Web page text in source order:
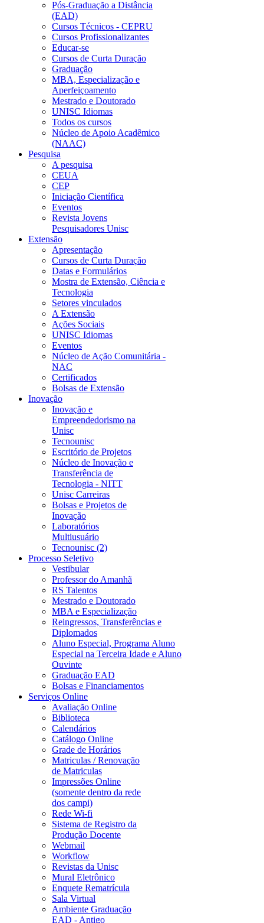
Pós-Graduação a Distância
(EAD)
Cursos Técnicos - CEPRU
Cursos Profissionalizantes
Educar-se
Cursos de Curta Duração
Graduação
MBA, Especialização e
Aperfeiçoamento
Mestrado e Doutorado
UNISC Idiomas
Todos os cursos
Núcleo de Apoio Acadêmico
(NAAC)
Pesquisa
A pesquisa
CEUA
CEP
Iniciação Científica
Eventos
Revista Jovens
Pesquisadores Unisc
Extensão
Apresentação
Cursos de Curta Duração
Datas e Formulários
Mostra de Extensão, Ciência e
Tecnologia
Setores vinculados
A Extensão
Ações Sociais
UNISC Idiomas
Eventos
Núcleo de Ação Comunitária -
NAC
Certificados
Bolsas de Extensão
Inovação
Inovação e
Empreendedorismo na
Unisc
Tecnounisc
Escritório de Projetos
Núcleo de Inovação e
Transferência de
Tecnologia - NITT
Unisc Carreiras
Bolsas e Projetos de
Inovação
Laboratórios
Multiusuário
Tecnounisc (2)
Processo Seletivo
Vestibular
Professor do Amanhã
RS Talentos
Mestrado e Doutorado
MBA e Especialização
Reingressos, Transferências e
Diplomados
Aluno Especial, Programa Aluno
Especial na Terceira Idade e Aluno
Ouvinte
Graduação EAD
Bolsas e Financiamentos
Serviços Online
Avaliação Online
Biblioteca
Calendários
Catálogo Online
Grade de Horários
Matriculas / Renovação
de Matriculas
Impressões Online
(somente dentro da rede
dos campi)
Rede Wi-fi
Sistema de Registro da
Produção Docente
Webmail
Workflow
Revistas da Unisc
Mural Eletrônico
Enquete Rematrícula
Sala Virtual
Ambiente Graduação
EAD - Antigo